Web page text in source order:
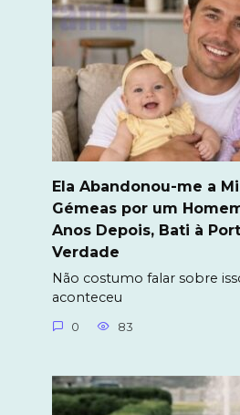
Ela Abandonou-me a
Gémeas por um
Anos Depois, Bati à
Verdade
Não costumo falar sobre
aconteceu
0 83